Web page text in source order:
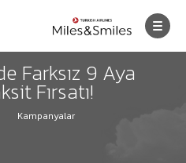
Farksız 9 Aya
Fırsatı!
Kampanyalar